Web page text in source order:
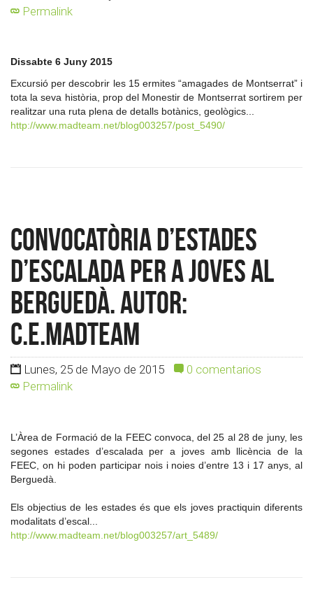
Permalink
Dissabte 6 Juny 2015
Excursió per descobrir les 15 ermites “amagades de Montserrat” i
tota la seva història, prop del Monestir de Montserrat sortirem per
realitzar una ruta plena de detalls botànics, geològics...
http://www.madteam.net/blog003257/post_5490/
Convocatòria d’estades
d’escalada per a joves al
Berguedà. Autor:
c.e.madteam
Lunes, 25 de Mayo de 2015
0 comentarios
Permalink
L’Àrea de Formació de la FEEC convoca, del 25 al 28 de juny, les
segones estades d’escalada per a joves amb llicència de la
FEEC, on hi poden participar nois i noies d’entre 13 i 17 anys, al
Berguedà.
Els objectius de les estades és que els joves practiquin diferents
modalitats d’escal...
http://www.madteam.net/blog003257/art_5489/